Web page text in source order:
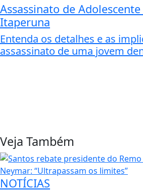
Assassinato de
Itaperuna
Entenda os detalhes e as
assassinato de uma jovem
Veja Também
NOTÍCIAS